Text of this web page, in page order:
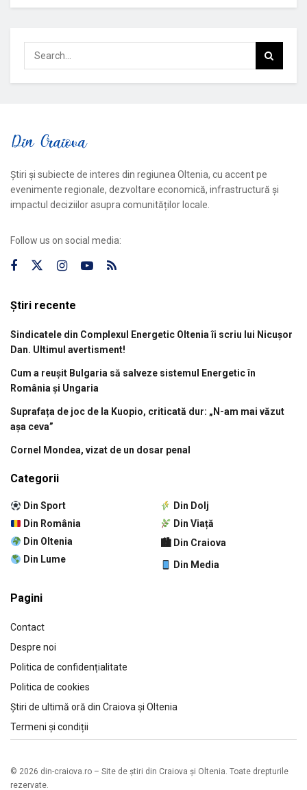
Știri și subiecte de interes din regiunea Oltenia, cu accent pe
evenimente regionale, dezvoltare economică, infrastructură și
impactul deciziilor asupra comunităților locale.
Follow us on social media:
Știri recente
Sindicatele din Complexul Energetic Oltenia îi scriu lui Nicușor
Dan. Ultimul avertisment!
Cum a reușit Bulgaria să salveze sistemul Energetic în
România și Ungaria
Suprafața de joc de la Kuopio, criticată dur: „N-am mai văzut
așa ceva”
Cornel Mondea, vizat de un dosar penal
Categorii
Din Sport
Din România
Din Oltenia
Din Lume
Din Dolj
Din Viață
🏙 Din Craiova
Din Media
Pagini
Contact
Despre noi
Politica de confidențialitate
Politica de cookies
Știri de ultimă oră din Craiova și Oltenia
Termeni și condiții
© 2026 din-craiova.ro – Site de știri din Craiova și Oltenia. Toate drepturile
rezervate.